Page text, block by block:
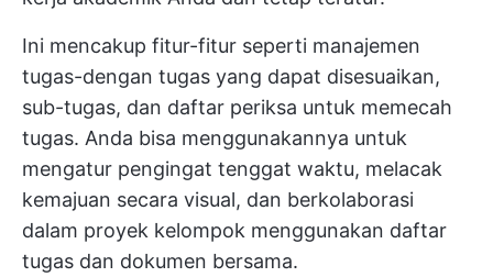
Ini mencakup fitur-fitur seperti manajemen
tugas-dengan tugas yang dapat disesuaikan,
sub-tugas, dan daftar periksa untuk memecah
tugas. Anda bisa menggunakannya untuk
mengatur pengingat tenggat waktu, melacak
kemajuan secara visual, dan berkolaborasi
dalam proyek kelompok menggunakan daftar
tugas dan dokumen bersama.